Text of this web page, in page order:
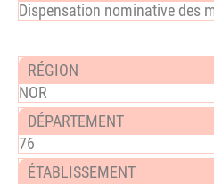
Dispensation nominative des
NOR
76